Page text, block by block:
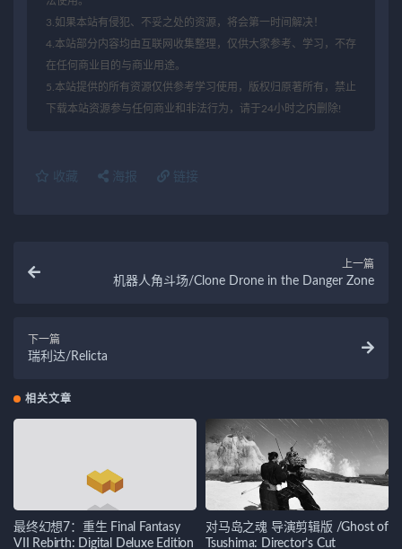
3.如果本站有侵犯、不妥之处的资源，将会第一时间解决！
4.本站部分内容均由互联网收集整理，仅供大家参考、学习，不存
在任何商业目的与商业用途。
5.本站提供的所有资源仅供参考学习使用，版权归原著所有，禁止
下载本站资源参与任何商业和非法行为，请于24小时之内删除!
收藏 海报 链接
上一篇
机器人角斗场/Clone Drone in the Danger Zone
下一篇
瑞利达/Relicta
相关文章
最终幻想7：重生 Final Fantasy
VII Rebirth: Digital Deluxe Edition
对马岛之魂 导演剪辑版 /Ghost of
Tsushima: Director’s Cut